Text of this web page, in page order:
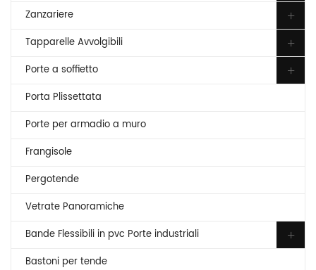
Zanzariere
Tapparelle Avvolgibili
Porte a soffietto
Porta Plissettata
Porte per armadio a muro
Frangisole
Pergotende
Vetrate Panoramiche
Bande Flessibili in pvc Porte industriali
Bastoni per tende